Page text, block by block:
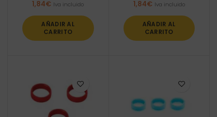
1,84€ Iva incluido
AÑADIR AL
CARRITO
1,84€ Iva incluido
AÑADIR AL
CARRITO